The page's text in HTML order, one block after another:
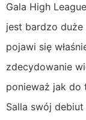
Gala High
jest bardzo
pojawi się
zdecydowanie
ponieważ jak do
Salla swój